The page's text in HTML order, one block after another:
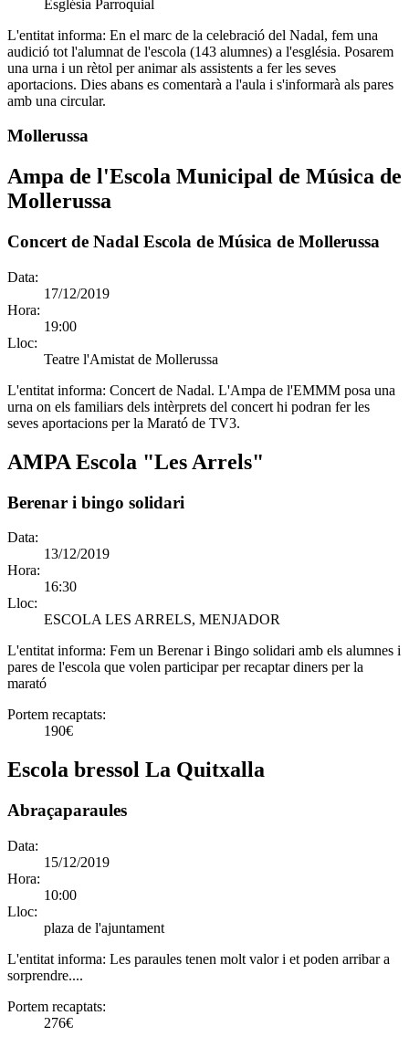
Església Parroquial
L'entitat informa: En el marc de la celebració del Nadal, fem una
audició tot l'alumnat de l'escola (143 alumnes) a l'església. Posarem
una urna i un rètol per animar als assistents a fer les seves
aportacions. Dies abans es comentarà a l'aula i s'informarà als pares
amb una circular.
Mollerussa
Ampa de l'Escola Municipal de Música de
Mollerussa
Concert de Nadal Escola de Música de Mollerussa
Data:
17/12/2019
Hora:
19:00
Lloc:
Teatre l'Amistat de Mollerussa
L'entitat informa: Concert de Nadal. L'Ampa de l'EMMM posa una
urna on els familiars dels intèrprets del concert hi podran fer les
seves aportacions per la Marató de TV3.
AMPA Escola "Les Arrels"
Berenar i bingo solidari
Data:
13/12/2019
Hora:
16:30
Lloc:
ESCOLA LES ARRELS, MENJADOR
L'entitat informa: Fem un Berenar i Bingo solidari amb els alumnes i
pares de l'escola que volen participar per recaptar diners per la
marató
Portem recaptats:
190€
Escola bressol La Quitxalla
Abraçaparaules
Data:
15/12/2019
Hora:
10:00
Lloc:
plaza de l'ajuntament
L'entitat informa: Les paraules tenen molt valor i et poden arribar a
sorprendre....
Portem recaptats:
276€